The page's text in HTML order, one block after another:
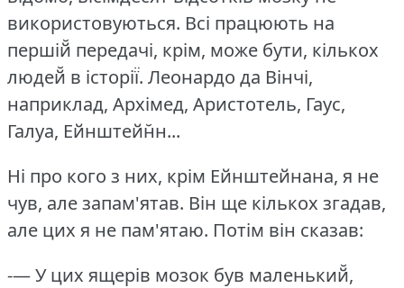
використовуються. Всі працюють на
першій̆ передачі, крім, може бути, кількох
людей̆ в історії̈. Леонардо да Вінчі,
наприклад, Архімед, Аристотель, Гаус,
Галуа, Ейнштейн̆н...
Ні про кого з них, крім Ейнштейнана, я не
чув, але запам'ятав. Він ще кількох згадав,
але цих я не пам'ятаю. Потім він сказав:
-— У цих ящерів мозок був маленький̆,